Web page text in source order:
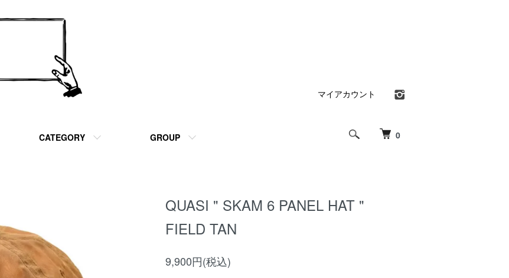
0
CATEGORY GROUP
マイアカウント
QUASI " SKAM 6 PANEL HAT "
FIELD TAN
9,900円(税込)